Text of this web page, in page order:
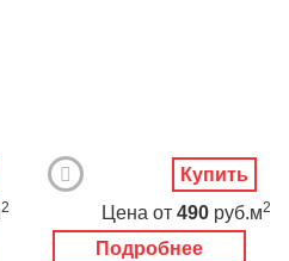
2
Подробнее
Цена от 490 руб.м2
Купить